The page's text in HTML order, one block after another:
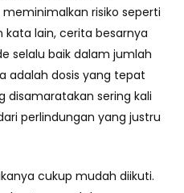
risiko seperti
kata lain, cerita besarnya
selalu baik dalam jumlah
adalah dosis yang tepat
disamaratakan sering kali
perlindungan yang justru
cukup mudah diikuti.